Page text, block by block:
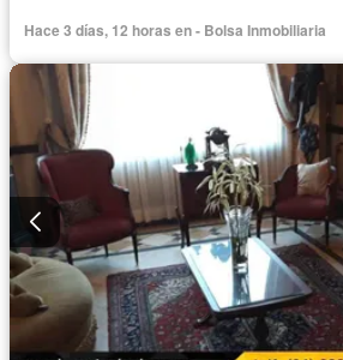
Hace 3 días, 12 horas en - Bolsa Inmobiliaria